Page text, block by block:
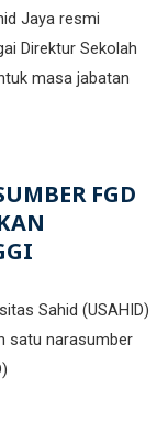
Jaya resmi
Direktur Sekolah
masa jabatan
FGD
Sahid (USAHID)
satu narasumber